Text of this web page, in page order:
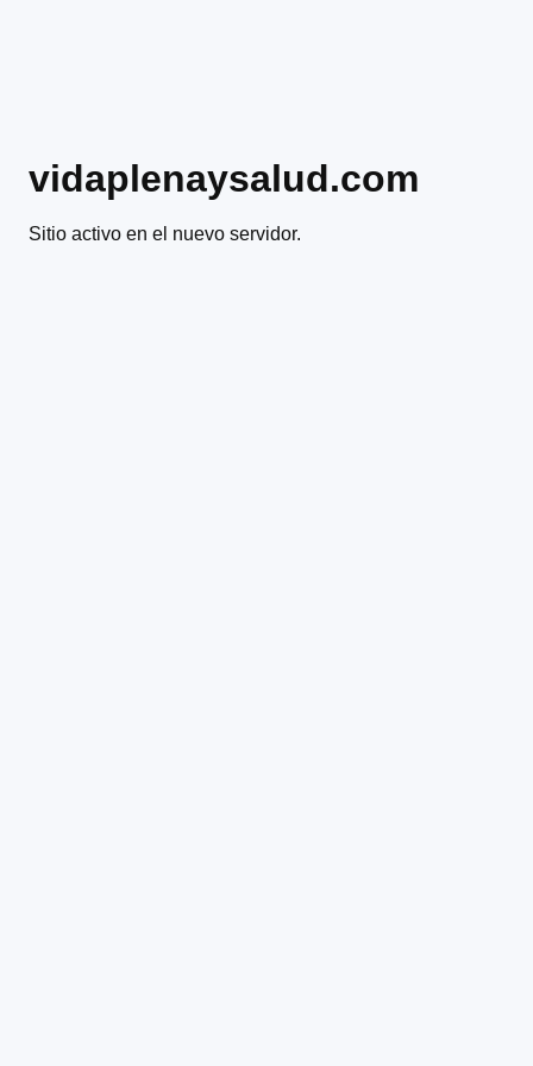
vidaplenaysalud.com
Sitio activo en el nuevo servidor.